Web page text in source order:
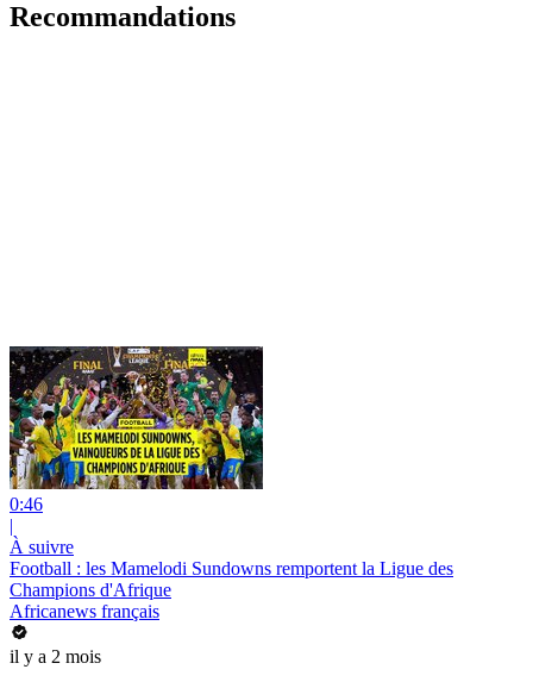
Recommandations
0:46
|
À suivre
Football : les Mamelodi Sundowns remportent la Ligue des
Champions d'Afrique
Africanews français
il y a 2 mois